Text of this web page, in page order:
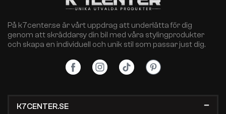
På k7center.se är vårt uppdrag att underlätta för dig
genom att skräddarsy din bil med våra stylingprodukter
och skapa en individuell och unik stil som passar just dig.
K7CENTER.SE